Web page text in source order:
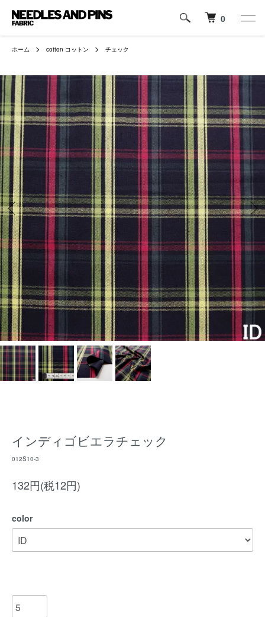
0
ホーム cotton コットン チェック
インディゴビエラチェック
012S10-3
132円(税12円)
color